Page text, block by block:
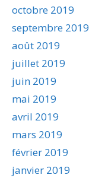
octobre 2019
septembre 2019
août 2019
juillet 2019
juin 2019
mai 2019
avril 2019
mars 2019
février 2019
janvier 2019